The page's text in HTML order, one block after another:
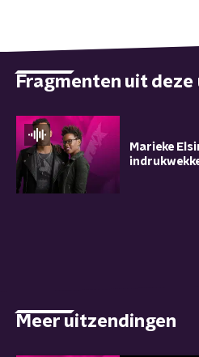
Fragmenten uit
Marieke
Meer uitzendingen